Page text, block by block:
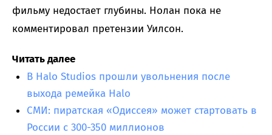
фильму недостает глубины. Нолан пока не
комментировал претензии Уилсон.
Читать далее
В Halo Studios прошли увольнения после
выхода ремейка Halo
СМИ: пиратская «Одиссея» может стартовать в
России с 300-350 миллионов